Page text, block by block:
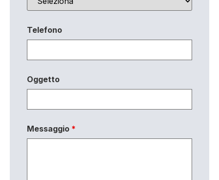
Telefono
Oggetto
Messaggio *